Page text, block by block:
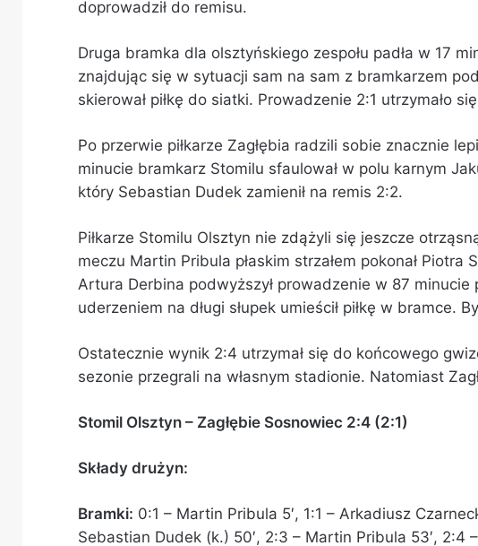
doprowadził do remisu.
Druga bramka dla olsztyńskiego zespołu padła w 17
znajdując się w sytuacji sam na sam z bramkarzem
skierował piłkę do siatki. Prowadzenie 2:1 utrzymało
Po przerwie piłkarze Zagłębia radzili sobie znacznie
minucie bramkarz Stomilu sfaulował w polu karnym
który Sebastian Dudek zamienił na remis 2:2.
Piłkarze Stomilu Olsztyn nie zdążyli się jeszcze
meczu Martin Pribula płaskim strzałem pokonał
Artura Derbina podwyższył prowadzenie w 87
uderzeniem na długi słupek umieścił piłkę w bramce.
Ostatecznie wynik 2:4 utrzymał się do końcowego
sezonie przegrali na własnym stadionie. Natomiast
Stomil Olsztyn – Zagłębie Sosnowiec 2:4 (2:1)
Składy drużyn:
Bramki: 0:1 – Martin Pribula 5′, 1:1 – Arkadiusz
Sebastian Dudek (k.) 50′, 2:3 – Martin Pribula 53′, 2:4